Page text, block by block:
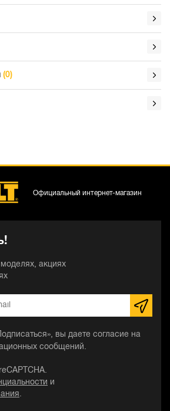
(0)
акциях
вы даете согласие на
сообщений.
и
.
Официальный интернет-магазин